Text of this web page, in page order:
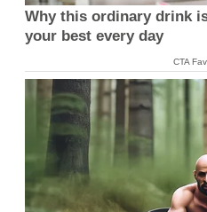
Why this ordinary drink
your best every day
CTA